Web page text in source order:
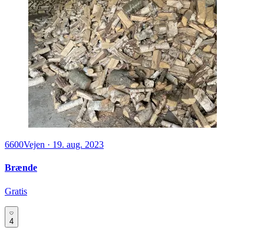
6600Vejen · 19. aug. 2023
Brænde
Gratis
4